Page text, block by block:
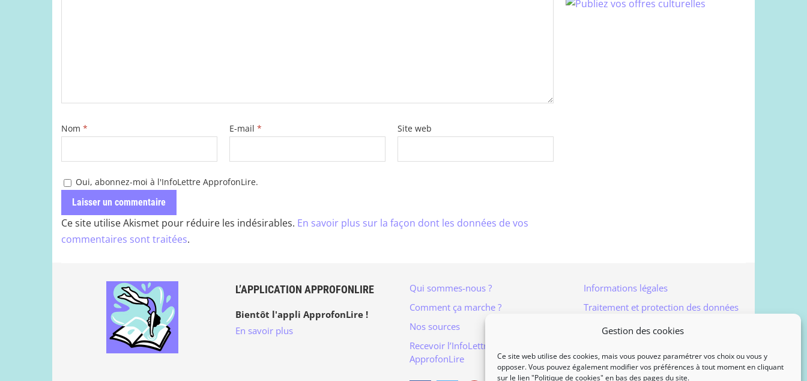
Gestion des cookies
Ce site web utilise des cookies, mais vous pouvez paramétrer vos choix ou vous y
opposer. Vous pouvez également modifier vos préférences à tout moment en cliquant
sur le lien "Politique de cookies" en bas des pages du site.
Nom * E-mail * Site web
Oui, abonnez-moi à l'InfoLettre ApprofonLire.
Ce site utilise Akismet pour réduire les indésirables. En savoir plus sur la façon dont les données de vos
commentaires sont traitées.
L’APPLICATION APPROFONLIRE
Bientôt l'appli ApprofonLire !
En savoir plus
Qui sommes-nous ?
Comment ça marche ?
Nos sources
Recevoir l’InfoLettre mensuelle
ApprofonLire
Informations légales
Traitement et protection des données
Accès à vos données personnelles
Contact